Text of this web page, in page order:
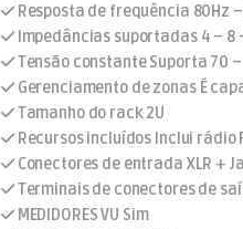
Resposta de frequência 80Hz –
Impedâncias suportadas 4 – 8
Tensão constante Suporta 70
Gerenciamento de zonas É
Tamanho do rack 2U
Recursos incluídos Inclui rádio
Conectores de entrada XLR +
Terminais de conectores de
MEDIDORES VU Sim